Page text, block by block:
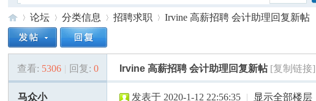
索
美»
论坛
›
分类信息 招聘求职
›
Irvine 高薪招聘 会计助理回复新帖
查看: 5306 | 回复: 0 Irvine 高薪招聘 会计助理回复新帖 [复制链接]
马众小 发表于 2020-1-12 22:56:35 | 显示全部楼层